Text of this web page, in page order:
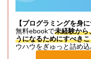
【プログラミングを身
無料ebookで未経験から
うになるためにすべき
ウハウをぎゅっと詰め込